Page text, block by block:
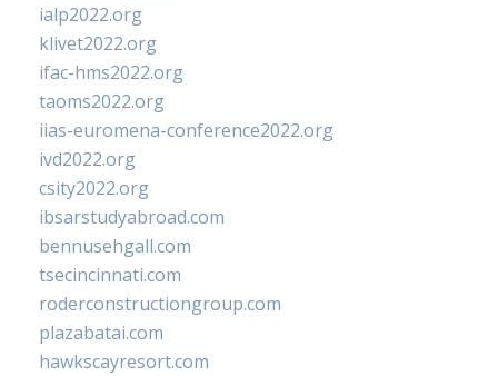
ialp2022.org
klivet2022.org
ifac-hms2022.org
taoms2022.org
iias-euromena-conference2022.org
ivd2022.org
csity2022.org
ibsarstudyabroad.com
bennusehgall.com
tsecincinnati.com
roderconstructiongroup.com
plazabatai.com
hawkscayresort.com